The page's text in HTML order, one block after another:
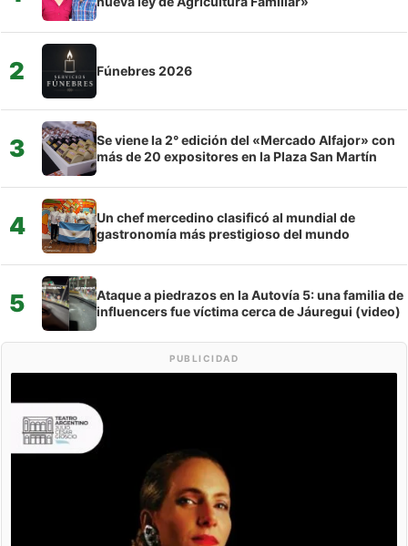
2 Fúnebres 2026
3
Se viene la 2° edición del «Mercado Alfajor» con
más de 20 expositores en la Plaza San Martín
4
Un chef mercedino clasificó al mundial de
gastronomía más prestigioso del mundo
5
Ataque a piedrazos en la Autovía 5: una familia de
influencers fue víctima cerca de Jáuregui (video)
PUBLICIDAD